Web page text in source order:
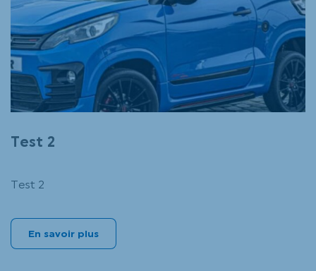
Test 2
Test 2
En savoir plus